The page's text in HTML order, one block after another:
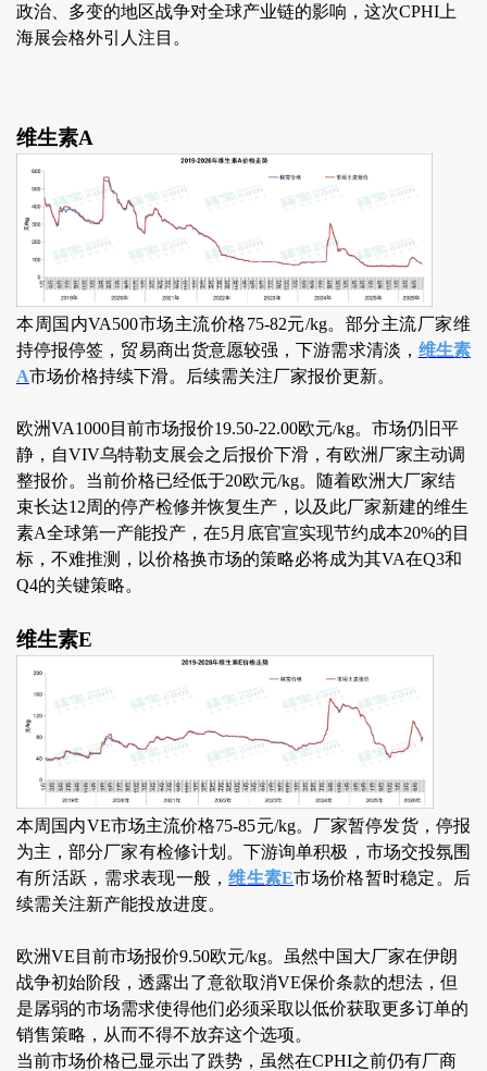
政治、多变的地区战争对全球产业链的影响，这次CPHI上
海展会格外引人注目。
维生素A
本周国内VA500市场主流价格75-82元/kg。部分主流厂家维
持停报停签，贸易商出货意愿较强，下游需求清淡， 维生素
A市场价格持续下滑。后续需关注厂家报价更新。
欧洲VA1000目前市场报价19.50-22.00欧元/kg。市场仍旧平
静，自VIV乌特勒支展会之后报价下滑，有欧洲厂家主动调
整报价。当前价格已经低于20欧元/kg。随着欧洲大厂家结
束长达12周的停产检修并恢复生产，以及此厂家新建的维生
素A全球第一产能投产，在5月底官宣实现节约成本20%的目
标，不难推测，以价格换市场的策略必将成为其VA在Q3和
Q4的关键策略。
维生素E
本周国内VE市场主流价格75-85元/kg。厂家暂停发货，停报
为主，部分厂家有检修计划。下游询单积极，市场交投氛围
有所活跃，需求表现一般，维生素E市场价格暂时稳定。后
续需关注新产能投放进度。
欧洲VE目前市场报价9.50欧元/kg。虽然中国大厂家在伊朗
战争初始阶段，透露出了意欲取消VE保价条款的想法，但
是孱弱的市场需求使得他们必须采取以低价获取更多订单的
销售策略，从而不得不放弃这个选项。
当前市场价格已显示出了跌势，虽然在CPHI之前仍有厂商